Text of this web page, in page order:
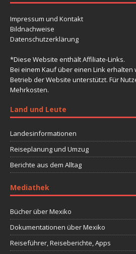
Impressum und Kontakt
Bildnachweise
Datenschutzerklärung
*Diese Website enthält Affiliate-Links.
Bei einem Kauf über einen Link erhalten
Betrieb der Website unterstützt. Für
Mehrkosten.
Land und Leute
Landesinformationen
Reiseplanung und Umzug
Berichte aus dem Alltag
Mediathek
Bücher über Mexiko
Dokumentationen über Mexiko
Reiseführer, Reiseberichte, Apps